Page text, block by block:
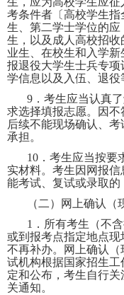
考条件者〔高校学生
生、第二学士学位的
生，以及成人高校招
业生、在校生和入学
报退役大学生士兵专
学信息以及入伍、退役
9 ．考生应当认真
求选择填报志愿。因
后续不能现场确认、
承担。
10 ．考生应当按
实材料。考生因网报
能考试、复试或录取的
（二）网上确认
1 ．所有考生（不
或到报考点指定地点
不再补办。网上确认
试机构根据国家招生
定和公布，考生自行
关通知。